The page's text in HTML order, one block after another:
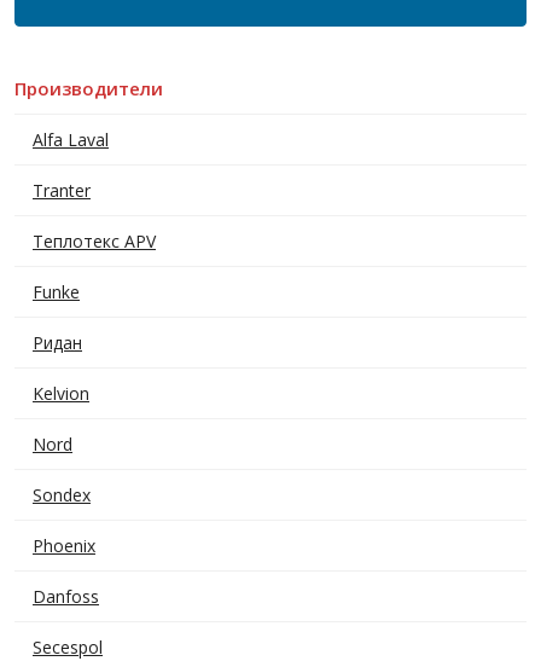
Производители
Alfa Laval
Tranter
Теплотекс APV
Funke
Ридан
Kelvion
Nord
Sondex
Phoenix
Danfoss
Secespol